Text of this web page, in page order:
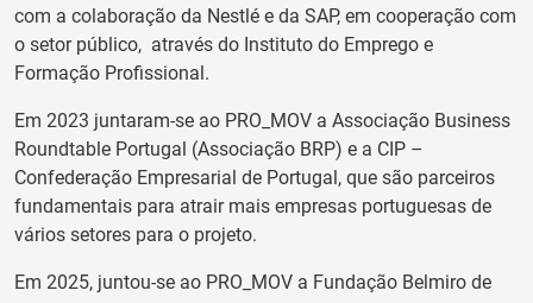
com a colaboração da Nestlé e da SAP, em cooperação com
o setor público, através do Instituto do Emprego e
Formação Profissional.
Em 2023 juntaram-se ao PRO_MOV a Associação Business
Roundtable Portugal (Associação BRP) e a CIP –
Confederação Empresarial de Portugal, que são parceiros
fundamentais para atrair mais empresas portuguesas de
vários setores para o projeto.
Em 2025, juntou-se ao PRO_MOV a Fundação Belmiro de